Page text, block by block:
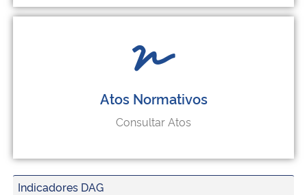
Atos Normativos
Consultar Atos
Indicadores DAG